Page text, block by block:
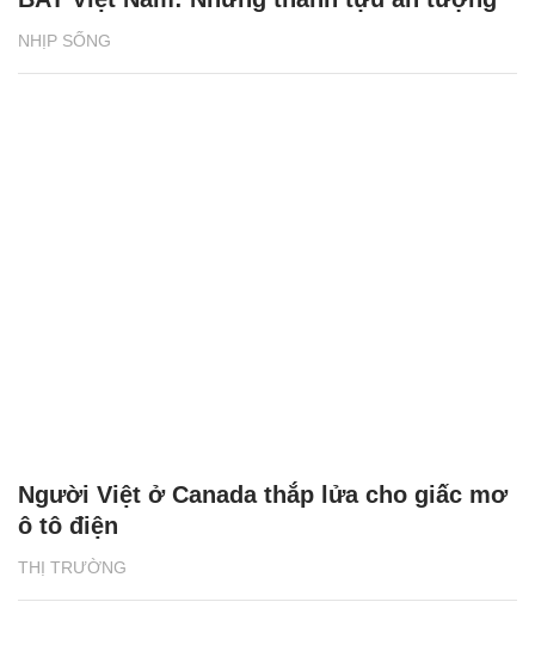
NHỊP SỐNG
THỊ TRƯỜNG
Người Việt ở Canada thắp lửa cho giấc mơ
ô tô điện